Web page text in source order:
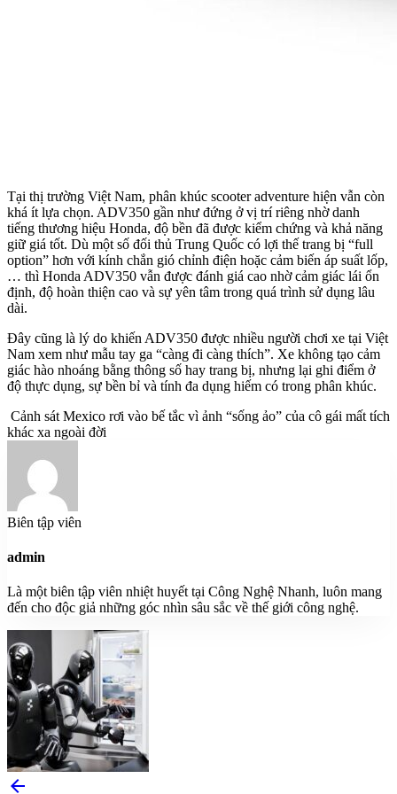
Tại thị trường Việt Nam, phân khúc scooter adventure hiện vẫn còn
khá ít lựa chọn. ADV350 gần như đứng ở vị trí riêng nhờ danh
tiếng thương hiệu Honda, độ bền đã được kiểm chứng và khả năng
giữ giá tốt. Dù một số đối thủ Trung Quốc có lợi thế trang bị “full
option” hơn với kính chắn gió chỉnh điện hoặc cảm biến áp suất lốp,
… thì Honda ADV350 vẫn được đánh giá cao nhờ cảm giác lái ổn
định, độ hoàn thiện cao và sự yên tâm trong quá trình sử dụng lâu
dài.
Đây cũng là lý do khiến ADV350 được nhiều người chơi xe tại Việt
Nam xem như mẫu tay ga “càng đi càng thích”. Xe không tạo cảm
giác hào nhoáng bằng thông số hay trang bị, nhưng lại ghi điểm ở
độ thực dụng, sự bền bỉ và tính đa dụng hiếm có trong phân khúc.
Cảnh sát Mexico rơi vào bế tắc vì ảnh “sống ảo” của cô gái mất tích
khác xa ngoài đời
Biên tập viên
admin
Là một biên tập viên nhiệt huyết tại Công Nghệ Nhanh, luôn mang
đến cho độc giả những góc nhìn sâu sắc về thế giới công nghệ.
arrow_back